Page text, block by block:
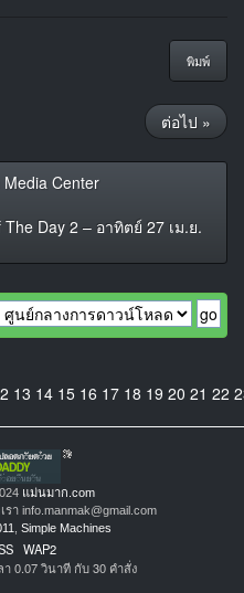
พิมพ์
ต่อไป »
Center
Day 2 – อาทิตย์ 27 เม.ย.
13 14 15 16 17 18 19 20 21 22
แม่นมาก.com
info.manmak@gmail.com
Simple Machines
WAP2
0.07 วินาที กับ 30 คำสั่ง